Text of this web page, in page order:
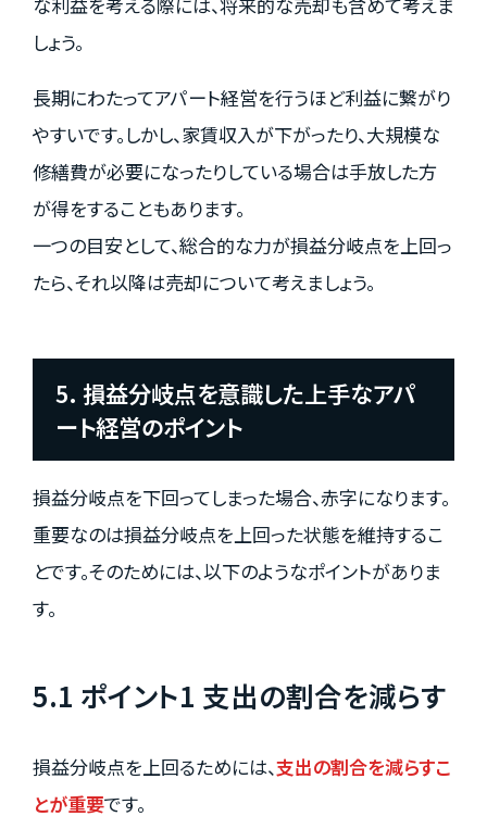
しょう。
長期にわたってアパート経営を行うほど利益に繋がり
やすいです。しかし、家賃収入が下がったり、大規模な
修繕費が必要になったりしている場合は手放した方
が得をすることもあります。
一つの目安として、総合的な力が損益分岐点を上回っ
たら、それ以降は売却について考えましょう。
5. 損益分岐点を意識した上手なアパ
ート経営のポイント
損益分岐点を下回ってしまった場合、赤字になります。
重要なのは損益分岐点を上回った状態を維持するこ
とです。そのためには、以下のようなポイントがありま
す。
5.1 ポイント1 支出の割合を減らす
損益分岐点を上回るためには、支出の割合を減らすこ
とが重要です。